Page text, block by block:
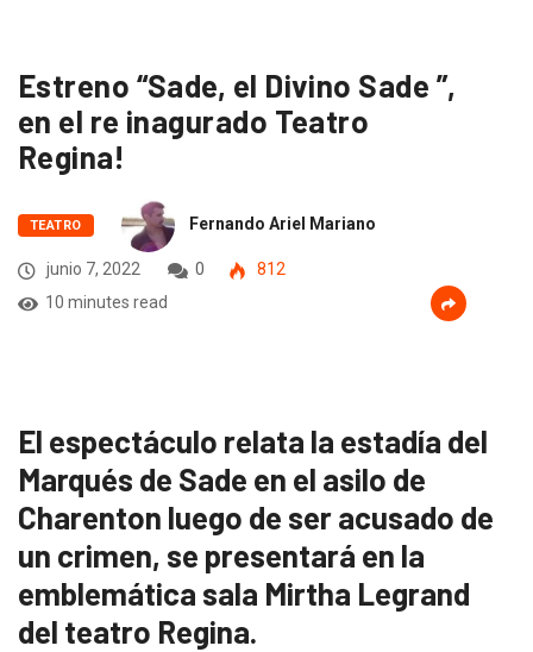
Estreno “Sade, el Divino Sade ”,
en el re inagurado Teatro
Regina!
TEATRO Fernando Ariel Mariano
junio 7, 2022 0
812
10 minutes read
El espectáculo relata la estadía del
Marqués de Sade en el asilo de
Charenton luego de ser acusado de
un crimen, se presentará en la
emblemática sala Mirtha Legrand
del teatro Regina.